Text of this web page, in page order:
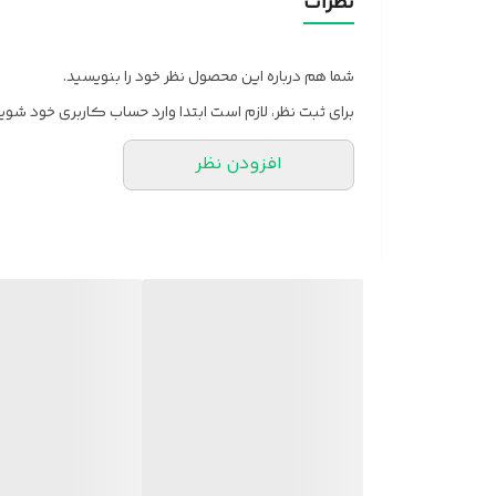
شما هم درباره این محصول نظر خود را بنویسید.
برای ثبت نظر، لازم است ابتدا وارد حساب کاربری خود
افزودن نظر